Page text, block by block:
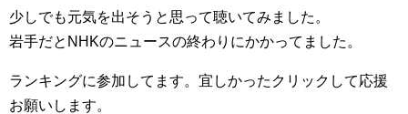
少しでも元気を出そうと思って聴いてみました。
岩手だとNHKのニュースの終わりにかかってました。
ランキングに参加してます。宜しかったクリックして応援
お願いします。